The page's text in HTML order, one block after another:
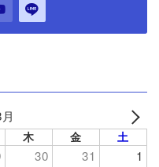
木 金 土
30 31 1